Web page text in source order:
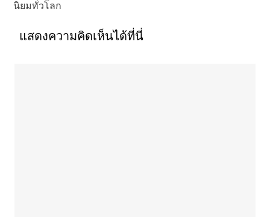
นิยมทั่วโลก
แสดงความคิดเห็นได้ที่นี่